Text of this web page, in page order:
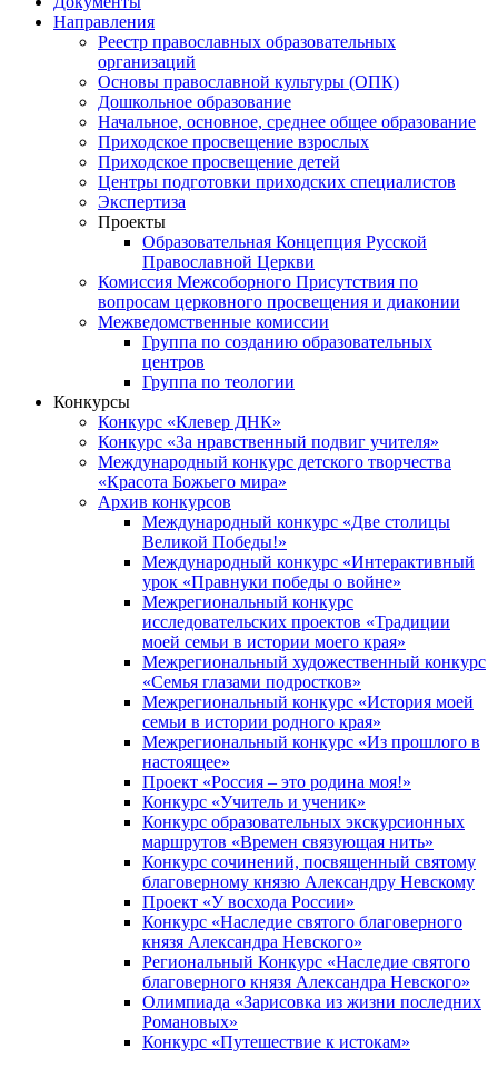
Направления
Реестр православных образовательных
организаций
Основы православной культуры (ОПК)
Дошкольное образование
Начальное, основное, среднее общее образование
Приходское просвещение взрослых
Приходское просвещение детей
Центры подготовки приходских специалистов
Экспертиза
Проекты
Образовательная Концепция Русской
Православной Церкви
Комиссия Межсоборного Присутствия по
вопросам церковного просвещения и диаконии
Межведомственные комиссии
Группа по созданию образовательных
центров
Группа по теологии
Конкурсы
Конкурс «Клевер ДНК»
Конкурс «За нравственный подвиг учителя»
Международный конкурс детского творчества
«Красота Божьего мира»
Архив конкурсов
Международный конкурс «Две столицы
Великой Победы!»
Международный конкурс «Интерактивный
урок «Правнуки победы о войне»
Межрегиональный конкурс
исследовательских проектов «Традиции
моей семьи в истории моего края»
Межрегиональный художественный конкурс
«Семья глазами подростков»
Межрегиональный конкурс «История моей
семьи в истории родного края»
Межрегиональный конкурс «Из прошлого в
настоящее»
Проект «Россия – это родина моя!»
Конкурс «Учитель и ученик»
Конкурс образовательных экскурсионных
маршрутов «Времен связующая нить»
Конкурс сочинений, посвященный святому
благоверному князю Александру Невскому
Проект «У восхода России»
Конкурс «Наследие святого благоверного
князя Александра Невского»
Региональный Конкурс «Наследие святого
благоверного князя Александра Невского»
Олимпиада «Зарисовка из жизни последних
Романовых»
Конкурс «Путешествие к истокам»